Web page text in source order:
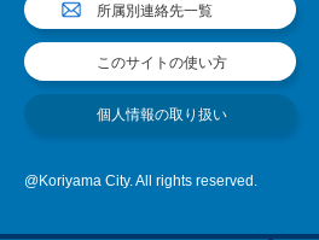
所属別連絡先一覧
このサイトの使い方
個人情報の取り扱い
@Koriyama City. All rights reserved.